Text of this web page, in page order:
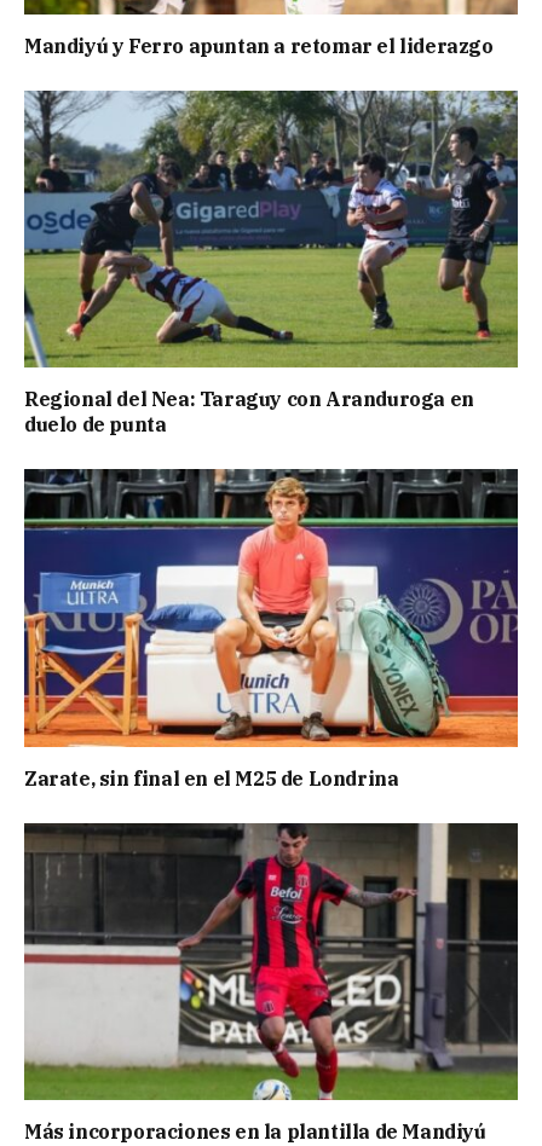
Mandiyú y Ferro apuntan a retomar el liderazgo
Regional del Nea: Taraguy con Aranduroga en
duelo de punta
Zarate, sin final en el M25 de Londrina
Más incorporaciones en la plantilla de Mandiyú